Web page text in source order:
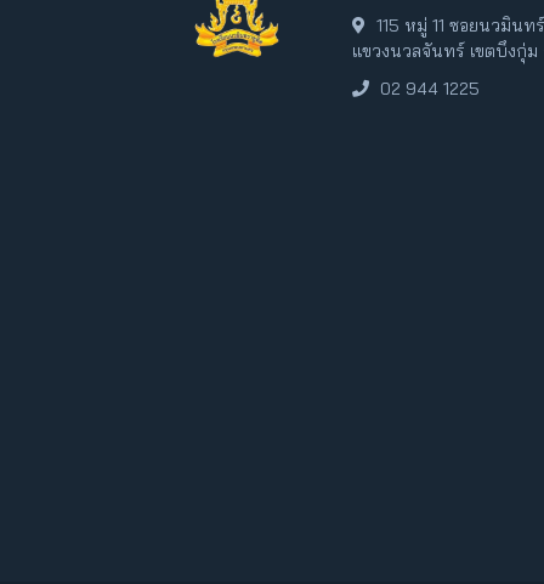
115 หมู่ 11 ซอยนวมิน
แขวงนวลจันทร์ เขตบึงกุ่
02 944 1225